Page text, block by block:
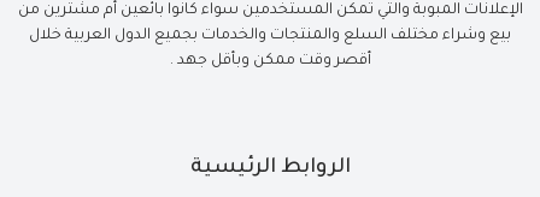
الإعلانات المبوبة والتي تمكن المستخدمين سواء كانوا بائعين أم مشترين من
بيع وشراء مختلف السلع والمنتجات والخدمات بجميع الدول العربية خلال
أقصر وقت ممكن وبأقل جهد .
الروابط الرئيسية